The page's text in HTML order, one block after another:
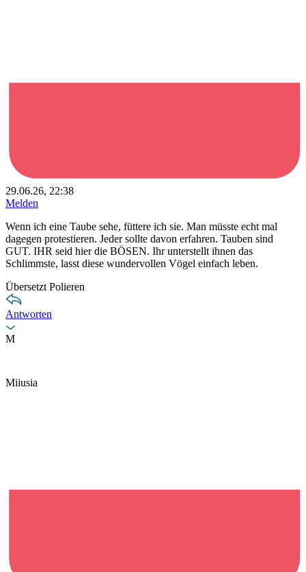
29.06.26, 22:38
Melden
Wenn ich eine Taube sehe, füttere ich sie. Man müsste echt mal
dagegen protestieren. Jeder sollte davon erfahren. Tauben sind
GUT. IHR seid hier die BÖSEN. Ihr unterstellt ihnen das
Schlimmste, lasst diese wundervollen Vögel einfach leben.
Übersetzt Polieren
Antworten
M
Miiusia